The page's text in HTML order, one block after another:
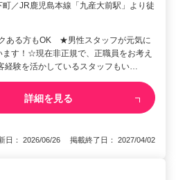
／JR鹿児島本線「九産大前駅」より徒
ある方もOK ★男性スタッフが元気に
す！☆現在非正規で、正職員をお考え
経験を活かしているスタッフもい…
詳細を見る
日： 2026/06/26 掲載終了日： 2027/04/02